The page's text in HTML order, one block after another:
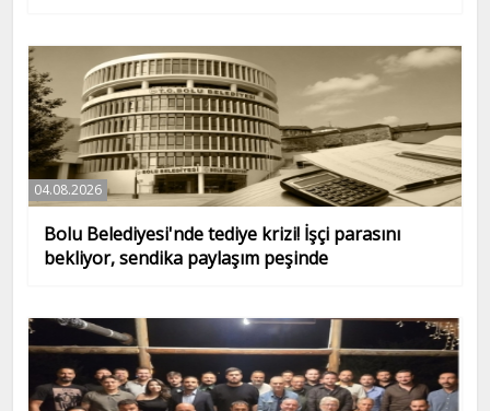
04.08.2026
Bolu Belediyesi'nde tediye krizi! İşçi parasını
bekliyor, sendika paylaşım peşinde